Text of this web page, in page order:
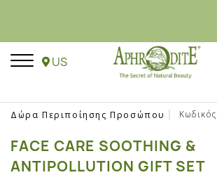
US
Δώρα Περιποίησης Προσώπου
FACE CARE SOOTHING &
ANTIPOLLUTION GIFT SET